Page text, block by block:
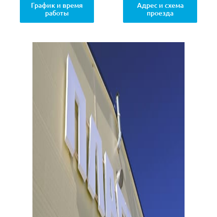
График и время
работы
Адрес и схема
проезда